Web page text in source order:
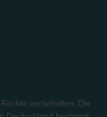
vorbehalten. Die